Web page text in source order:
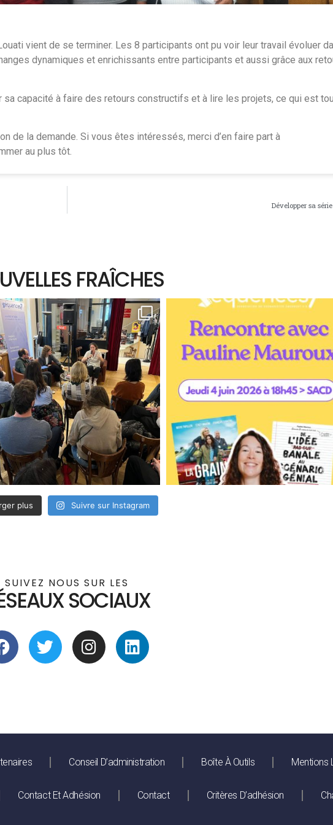
vient de se terminer. Les 8 participants ont pu voir leur travail évoluer
dynamiques et enrichissants entre participants et aussi grâce aux
sa capacité à faire des retours constructifs et à lire les projets, ce qui est
de la demande. Si vous êtes intéressés, merci d’en faire part à
au plus tôt.
Développer sa
FRAÎCHES
plus Suivre sur Instagram
SUIVEZ NOUS SUR LES
SOCIAUX
Conseil D’administration Boîte À Outils Mentions
Contact Et Adhésion Contact Critères D’adhésion